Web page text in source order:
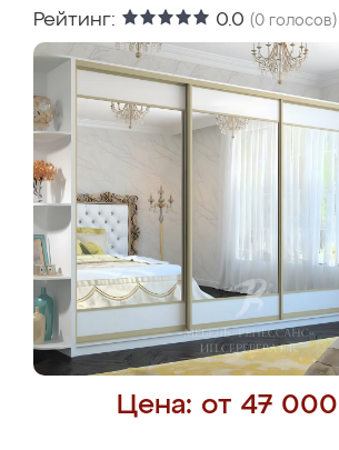
Рейтинг: 0.0 (0 голосов)
Цена: от 47